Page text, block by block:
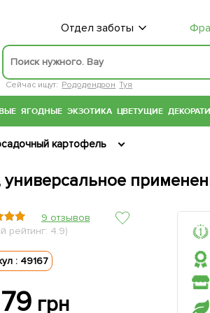
Отдел заботы
Сейчас ищут: Рододендрон Туя
ЯГОДНЫЕ ЭКЗОТИКА ЦВЕТУЩИЕ
картофель
9 отзывов
рейтинг: 4.9)
: 49167
79 грн